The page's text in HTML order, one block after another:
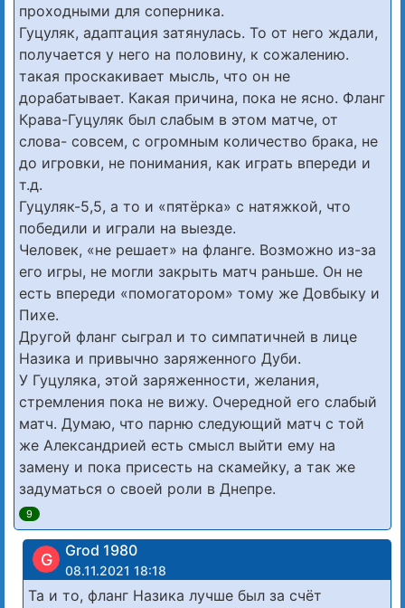
проходными для соперника.
Гуцуляк, адаптация затянулась. То от него ждали,
получается у него на половину, к сожалению.
такая проскакивает мысль, что он не
дорабатывает. Какая причина, пока не ясно. Фланг
Крава-Гуцуляк был слабым в этом матче, от
слова- совсем, с огромным количество брака, не
до игровки, не понимания, как играть впереди и
т.д.
Гуцуляк-5,5, а то и «пятёрка» с натяжкой, что
победили и играли на выезде.
Человек, «не решает» на фланге. Возможно из-за
его игры, не могли закрыть матч раньше. Он не
есть впереди «помогатором» тому же Довбыку и
Пихе.
Другой фланг сыграл и то симпатичней в лице
Назика и привычно заряженного Дуби.
У Гуцуляка, этой заряженности, желания,
стремления пока не вижу. Очередной его слабый
матч. Думаю, что парню следующий матч с той
же Александрией есть смысл выйти ему на
замену и пока присесть на скамейку, а так же
задуматься о своей роли в Днепре.
9
G Grod 1980
08.11.2021 18:18
Та и то, фланг Назика лучше был за счёт